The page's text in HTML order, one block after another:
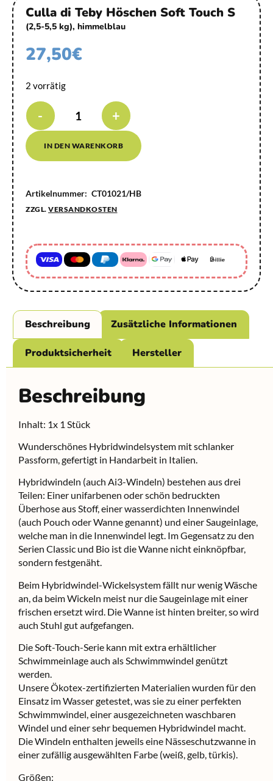
Culla di Teby Höschen Soft Touch S
(2,5-5,5 kg), himmelblau
27,50€
2 vorrätig
- +
IN DEN WARENKORB
Artikelnummer: CT01021/HB
ZZGL. VERSANDKOSTEN
Beschreibung Zusätzliche Informationen
Produktsicherheit Hersteller
Beschreibung
Inhalt: 1x 1 Stück
Wunderschönes Hybridwindelsystem mit schlanker
Passform, gefertigt in Handarbeit in Italien.
Hybridwindeln (auch Ai3-Windeln) bestehen aus drei
Teilen: Einer unifarbenen oder schön bedruckten
Überhose aus Stoff, einer wasserdichten Innenwindel
(auch Pouch oder Wanne genannt) und einer Saugeinlage,
welche man in die Innenwindel legt. Im Gegensatz zu den
Serien Classic und Bio ist die Wanne nicht einknöpfbar,
sondern festgenäht.
Beim Hybridwindel-Wickelsystem fällt nur wenig Wäsche
an, da beim Wickeln meist nur die Saugeinlage mit einer
frischen ersetzt wird. Die Wanne ist hinten breiter, so wird
auch Stuhl gut aufgefangen.
Die Soft-Touch-Serie kann mit extra erhältlicher
Schwimmeinlage auch als Schwimmwindel genützt
werden.
Unsere Ökotex-zertifizierten Materialien wurden für den
Einsatz im Wasser getestet, was sie zu einer perfekten
Schwimmwindel, einer ausgezeichneten waschbaren
Windel und einer sehr bequemen Hybridwindel macht.
Die Windeln enthalten jeweils eine Nässeschutzwanne in
einer zufällig ausgewählten Farbe (weiß, gelb, türkis).
Größen: